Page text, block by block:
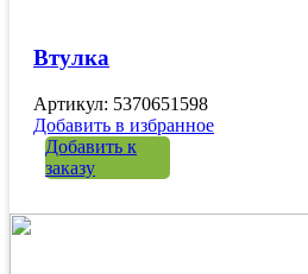
Втулка
Артикул: 5370651598
Добавить в избранное
Добавить к
заказу